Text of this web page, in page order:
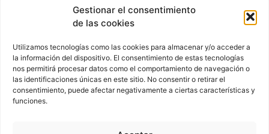
Gestionar el consentimiento
de las cookies
Utilizamos tecnologías como las cookies para almacenar y/o acceder a
la información del dispositivo. El consentimiento de estas tecnologías
nos permitirá procesar datos como el comportamiento de navegación o
las identificaciones únicas en este sitio. No consentir o retirar el
consentimiento, puede afectar negativamente a ciertas características y
funciones.
TEMPORADA 2003-04
TEMPORADA 2003-04